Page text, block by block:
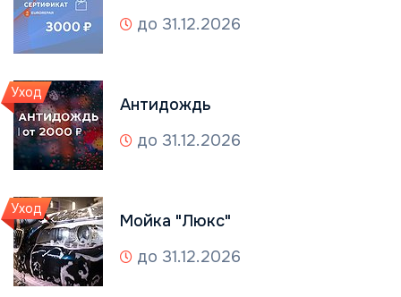
до 31.12.2026
Уход
Антидождь
до 31.12.2026
Уход
Мойка "Люкс"
до 31.12.2026